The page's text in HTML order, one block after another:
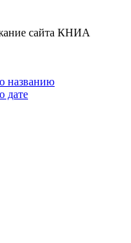
сайта КНИА
названию
дате